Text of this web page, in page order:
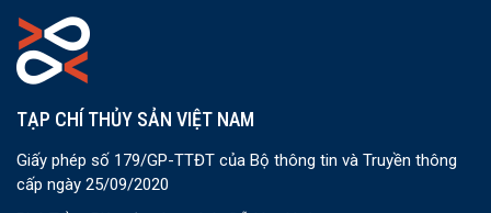
TẠP CHÍ THỦY SẢN VIỆT NAM
Giấy phép số 179/GP-TTĐT của Bộ thông tin và Truyền thông
cấp ngày 25/09/2020